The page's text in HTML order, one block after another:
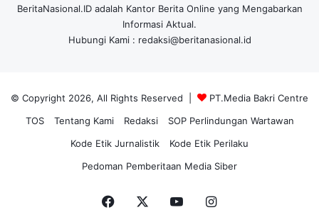
BeritaNasional.ID adalah Kantor Berita Online yang Mengabarkan
Informasi Aktual.
Hubungi Kami : redaksi@beritanasional.id
© Copyright 2026, All Rights Reserved |
PT.Media Bakri Centre
TOS
Tentang Kami Redaksi
SOP Perlindungan Wartawan
Kode Etik Jurnalistik
Kode Etik Perilaku
Pedoman Pemberitaan Media Siber
Facebook YouTubeInstagram